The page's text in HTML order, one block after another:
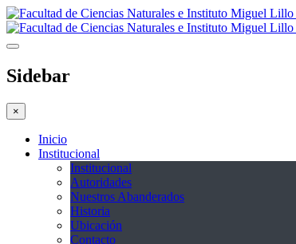
Sidebar
×
Inicio
Institucional
Institucional
Autoridades
Nuestros Abanderados
Historia
Ubicación
Contacto